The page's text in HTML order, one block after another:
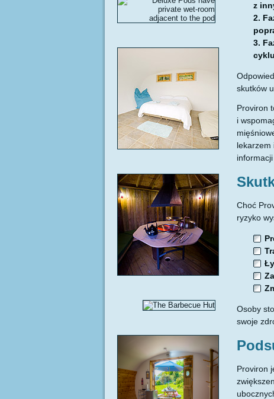
z
skutków
Proviron
i
lekarzem
Choć
ryzyko
Osoby
swoje
Proviron